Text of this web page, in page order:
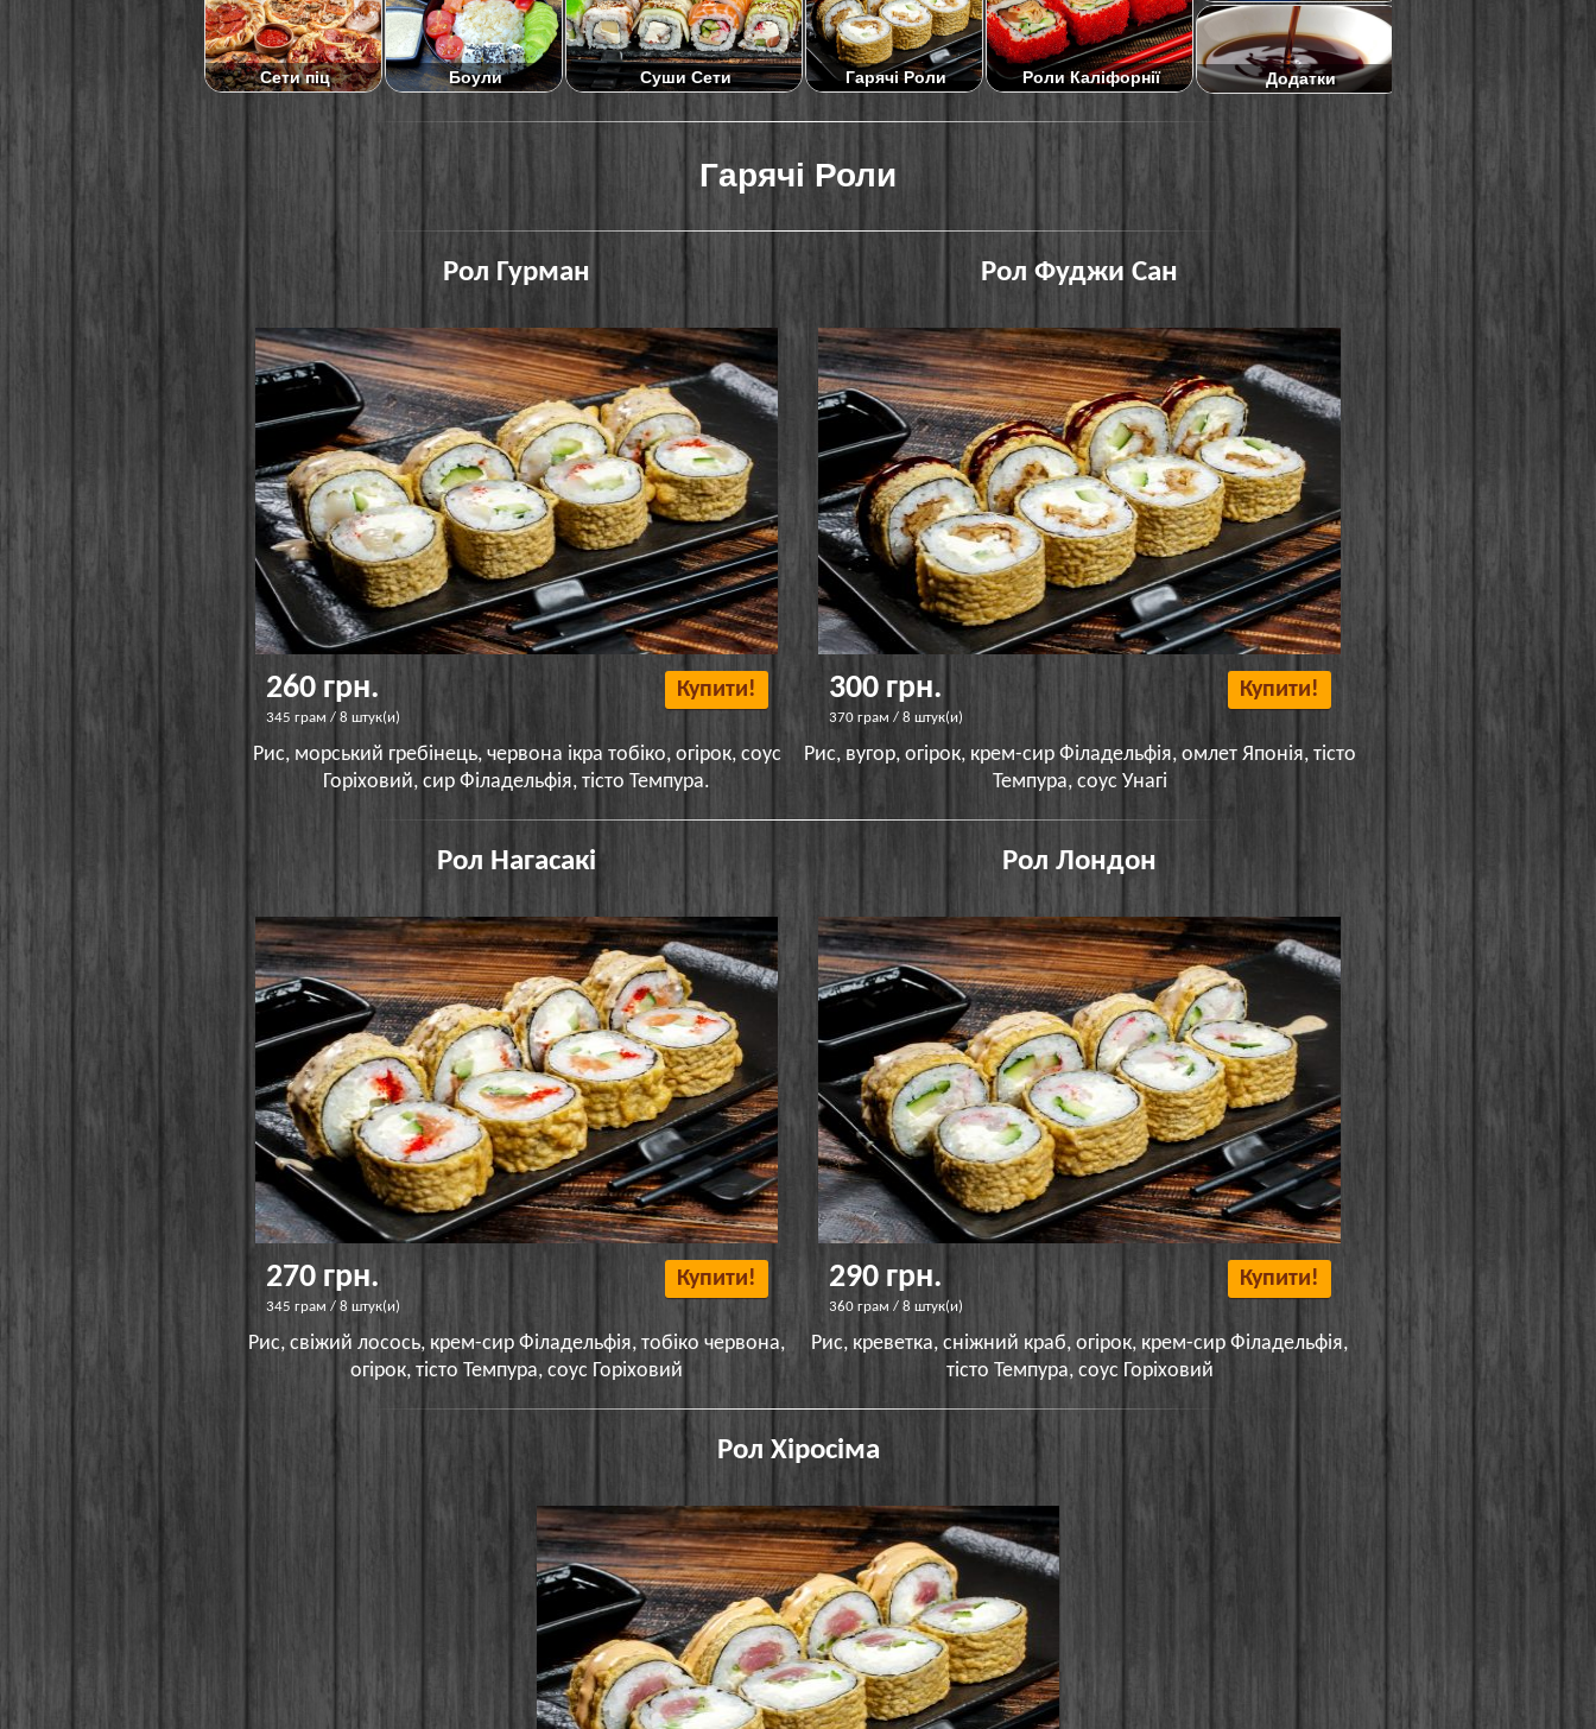
Сети піц Боули Суши Сети Гарячі Роли Роли Каліфорнії Додатки
Гарячі Роли
Рол Гурман
260 грн.
345 грам / 8 штук(и)
Купити!
Рис, морський гребінець, червона ікра тобіко, огірок, соус
Горіховий, сир Філадельфія, тісто Темпура.
Рол Фуджи Сан
300 грн.
370 грам / 8 штук(и)
Купити!
Рис, вугор, огірок, крем-сир Філадельфія, омлет Японія, тісто
Темпура, соус Унагі
Рол Нагасакі
270 грн.
345 грам / 8 штук(и)
Купити!
Рис, свіжий лосось, крем-сир Філадельфія, тобіко червона,
огірок, тісто Темпура, соус Горіховий
Рол Лондон
290 грн.
360 грам / 8 штук(и)
Купити!
Рис, креветка, сніжний краб, огірок, крем-сир Філадельфія,
тісто Темпура, соус Горіховий
Рол Хіросіма